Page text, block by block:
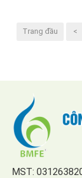
Trang đầu
<
MST: